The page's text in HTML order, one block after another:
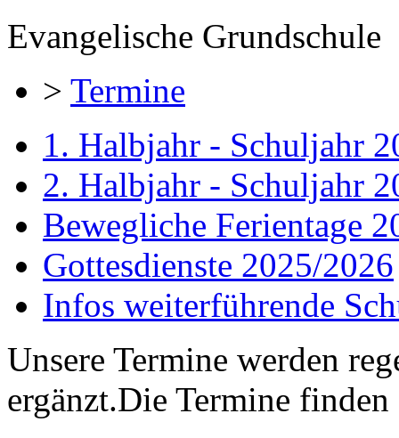
Evangelische Grundschule
> Termine
1. Halbjahr - Schuljahr
2. Halbjahr - Schuljahr
Bewegliche Ferientage
Gottesdienste 2025/2026
Infos weiterführende
Unsere Termine werden
ergänzt.Die Termine